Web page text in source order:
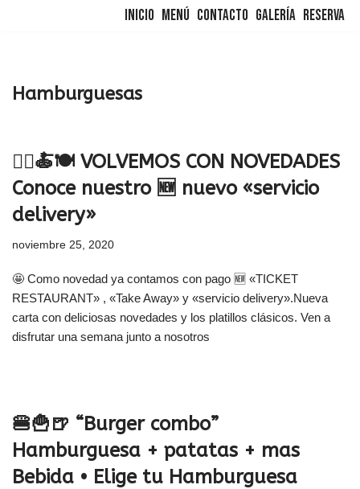
Inicio Menú Contacto Galería Reserva
Hamburguesas
🚴‍♂️🍝🍽️ VOLVEMOS CON NOVEDADES
Conoce nuestro 🆕 nuevo «servicio
delivery»
noviembre 25, 2020
🤩 Como novedad ya contamos con pago 🆕 «TICKET
RESTAURANT» , «Take Away» y «servicio delivery».Nueva
carta con deliciosas novedades y los platillos clásicos. Ven a
disfrutar una semana junto a nosotros
🍔🍟🍺 “Burger combo”
Hamburguesa + patatas + mas
Bebida • Elige tu Hamburguesa